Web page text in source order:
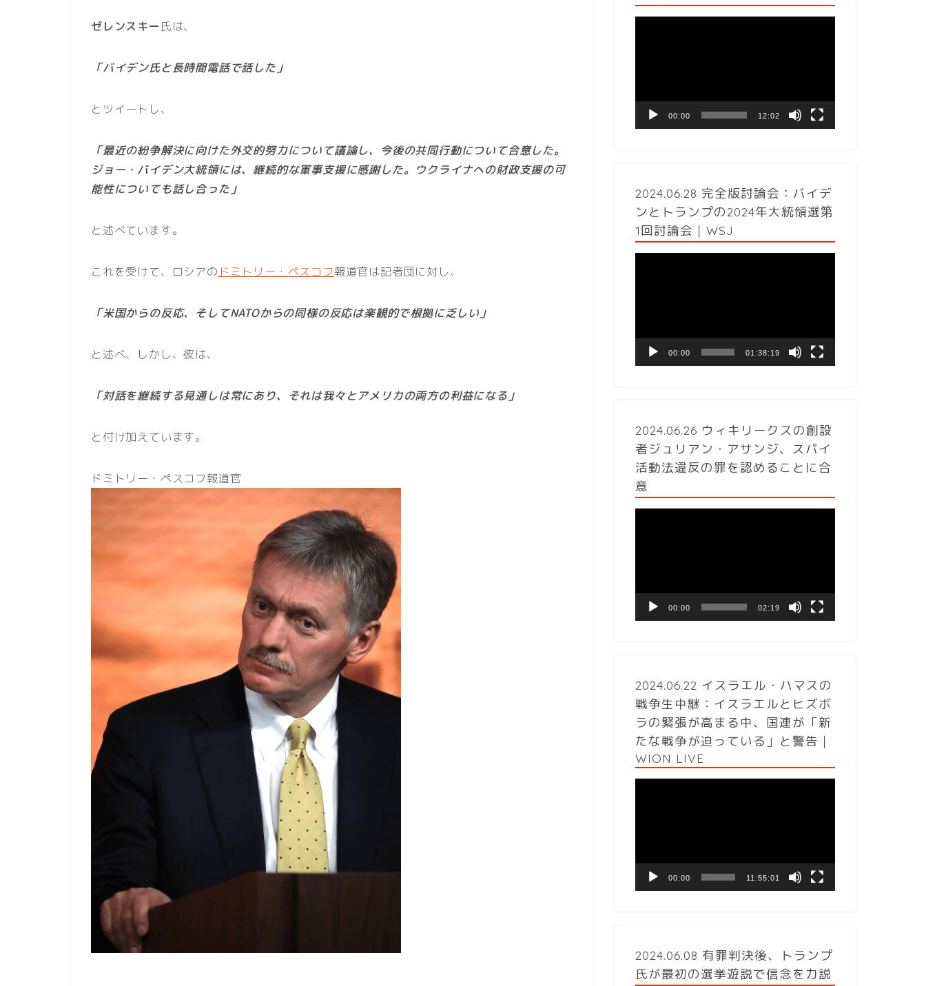
ゼレンスキー 氏は、
「バイデン氏と長時間電話で話した」
とツイートし、
「最近の紛争解決に向けた外交的努力について議論し、今後の共同行動について合意した。
ジョー・バイデン大統領には、継続的な軍事支援に感謝した。ウクライナへの財政支援の可
能性についても話し合った」
と述べています。
これを受けて、ロシアの ドミトリー・ペスコフ報道官は記者団に対し、
「米国からの反応、そしてNATOからの同様の反応は楽観的で根拠に乏しい」
と述べ、しかし、彼は、
「対話を継続する見通しは常にあり、それは我々とアメリカの両方の利益になる」
と付け加えています。
ドミトリー・ペスコフ報道官
ヤ
00:00 12:02
2024.06.28 完全版討論会：バイデ
ンとトランプの2024年大統領選第
1回討論会｜WSJ
ヤ
00:00 01:38:19
2024.06.26 ウィキリークスの創設
者ジュリアン・アサンジ、スパイ
活動法違反の罪を認めることに合
意
ヤ
00:00 02:19
2024.06.22 イスラエル・ハマスの
戦争生中継：イスラエルとヒズボ
ラの緊張が高まる中、国連が「新
たな戦争が迫っている」と警告｜
WION LIVE
ヤ
00:00 11:55:01
2024.06.08 有罪判決後、トランプ
氏が最初の選挙遊説で信念を力説